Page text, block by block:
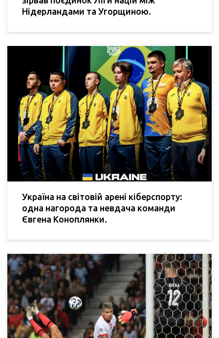
Нідерландами та Угорщиною.
Україна на світовій арені кіберспорту:
одна нагорода та невдача команди
Євгена Коноплянки.